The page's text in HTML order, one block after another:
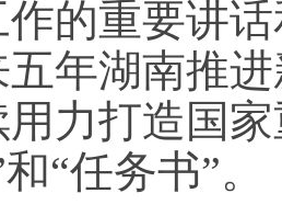
的重要讲
年湖南推
力打造国
“任务书”。